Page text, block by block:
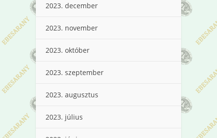
2023. december
2023. november
2023. október
2023. szeptember
2023. augusztus
2023. július